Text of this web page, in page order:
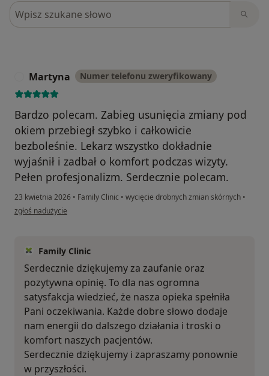
Szukaj w opiniach
Martyna Numer telefonu zweryfikowany
Bardzo polecam. Zabieg usunięcia zmiany pod
okiem przebiegł szybko i całkowicie
bezboleśnie. Lekarz wszystko dokładnie
wyjaśnił i zadbał o komfort podczas wizyty.
Pełen profesjonalizm. Serdecznie polecam.
23 kwietnia 2026 • Family Clinic • wycięcie drobnych zmian skórnych •
w opinii użytkownika Martyna
zgłoś nadużycie
Family Clinic
Serdecznie dziękujemy za zaufanie oraz
pozytywna opinię. To dla nas ogromna
satysfakcja wiedzieć, że nasza opieka spełniła
Pani oczekiwania. Każde dobre słowo dodaje
nam energii do dalszego działania i troski o
komfort naszych pacjentów.
Serdecznie dziękujemy i zapraszamy ponownie
w przyszłości.